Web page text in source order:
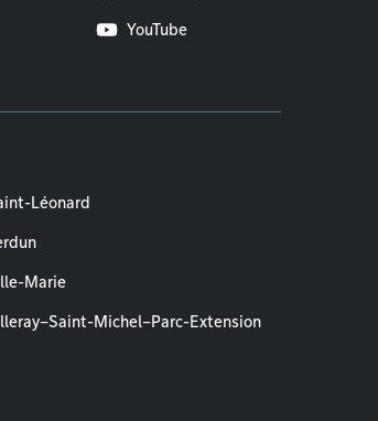
YouTube
Léonard
Marie
Michel–Parc-Extension